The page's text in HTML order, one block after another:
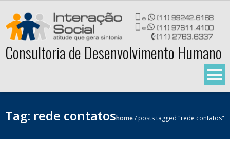
content
Consultoria de Desenvolvimento Humano
Tag: rede contatoshome/posts tagged "rede contatos"